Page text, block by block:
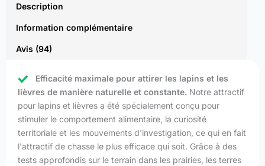
Description
Information complémentaire
Avis (94)
Efficacité maximale pour attirer les lapins et les
lièvres de manière naturelle et constante. Notre attractif
pour lapins et lièvres a été spécialement conçu pour
stimuler le comportement alimentaire, la curiosité
territoriale et les mouvements d'investigation, ce qui en fait
l'attractif de chasse le plus efficace qui soit. Grâce à des
tests approfondis sur le terrain dans les prairies, les terres